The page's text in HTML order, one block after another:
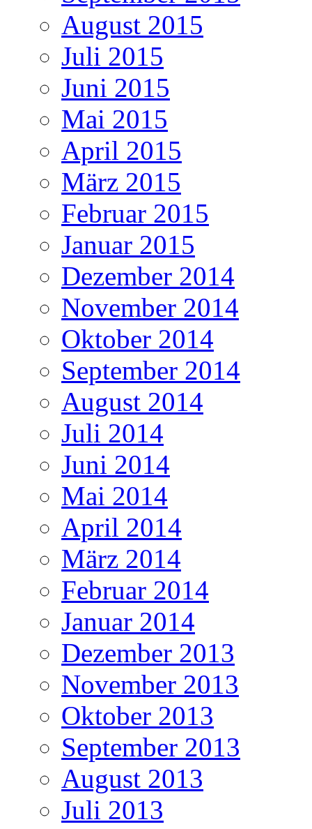
August 2015
Juli 2015
Juni 2015
Mai 2015
April 2015
März 2015
Februar 2015
Januar 2015
Dezember 2014
November 2014
Oktober 2014
September 2014
August 2014
Juli 2014
Juni 2014
Mai 2014
April 2014
März 2014
Februar 2014
Januar 2014
Dezember 2013
November 2013
Oktober 2013
September 2013
August 2013
Juli 2013